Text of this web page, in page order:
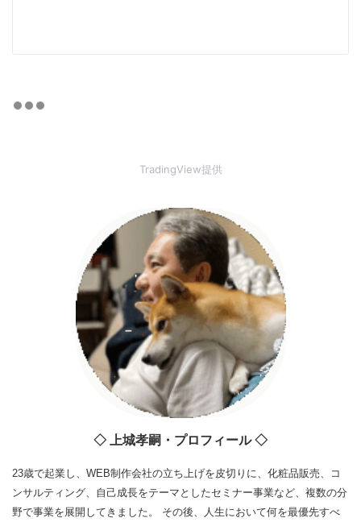
TradingView提供
◇ 上城孝嗣・プロフィール ◇
23歳で起業し、WEB制作会社の立ち上げを皮切りに、化粧品販売、コ
ンサルティング、自己成長をテーマとしたセミナー事業など、複数の分
野で事業を展開してきました。 その後、人生において何を最優先すべ